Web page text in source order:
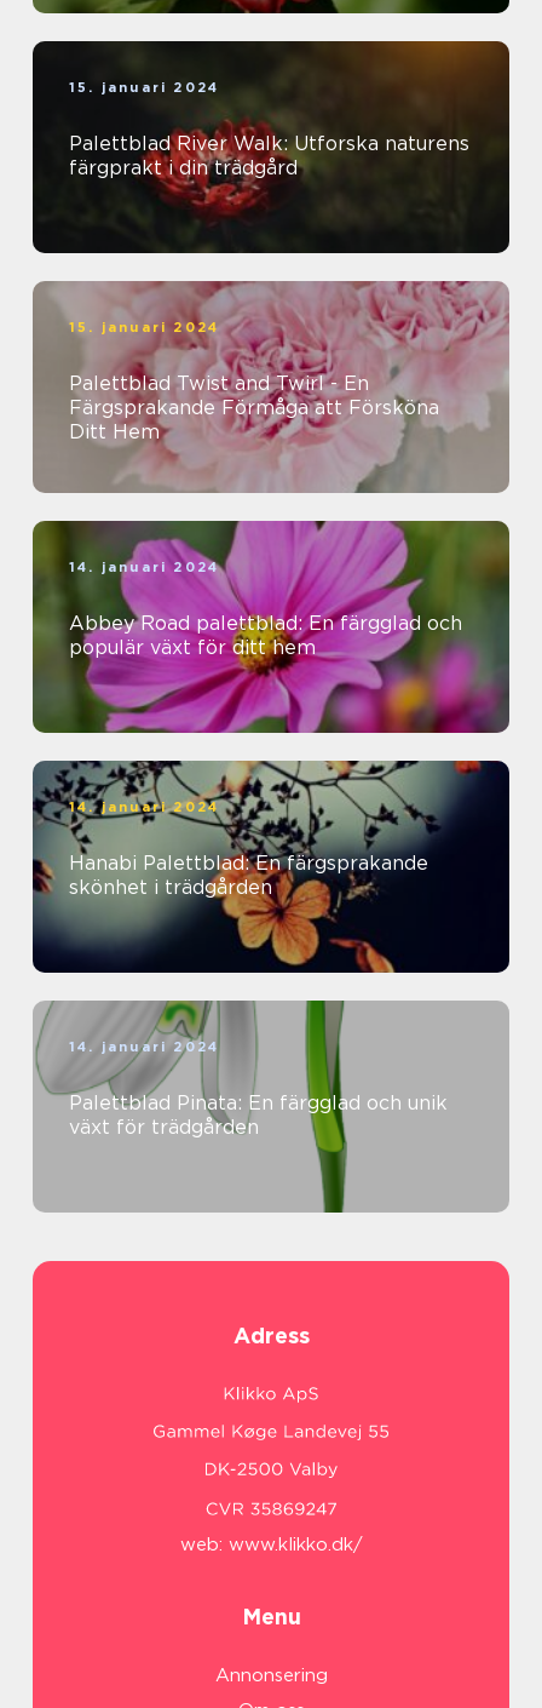
15. januari 2024
Palettblad River Walk: Utforska naturens
färgprakt i din trädgård
15. januari 2024
Palettblad Twist and Twirl - En
Färgsprakande Förmåga att Försköna
Ditt Hem
14. januari 2024
Abbey Road palettblad: En färgglad och
populär växt för ditt hem
14. januari 2024
Hanabi Palettblad: En färgsprakande
skönhet i trädgården
14. januari 2024
Palettblad Pinata: En färgglad och unik
växt för trädgården
Adress
web: www.klikko.dk/
Menu
Annonsering